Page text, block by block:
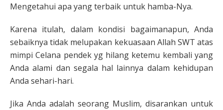
Mengetahui apa yang terbaik untuk hamba-Nya.
Karena itulah, dalam kondisi bagaimanapun, Anda
sebaiknya tidak melupakan kekuasaan Allah SWT atas
mimpi Celana pendek yg hilang ketemu kembali yang
Anda alami dan segala hal lainnya dalam kehidupan
Anda sehari-hari.
Jika Anda adalah seorang Muslim, disarankan untuk